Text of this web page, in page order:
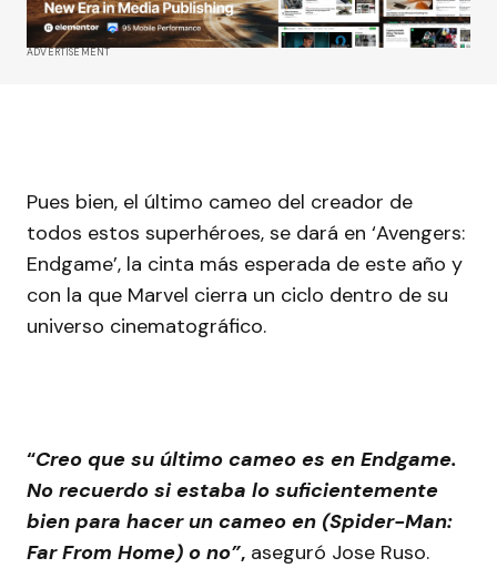
ADVERTISEMENT
Pues bien, el último cameo del creador de
todos estos superhéroes, se dará en ‘Avengers:
Endgame’, la cinta más esperada de este año y
con la que Marvel cierra un ciclo dentro de su
universo cinematográfico.
“Creo que su último cameo es en Endgame.
No recuerdo si estaba lo suficientemente
bien para hacer un cameo en (Spider-Man:
Far From Home) o no”, aseguró Jose Ruso.